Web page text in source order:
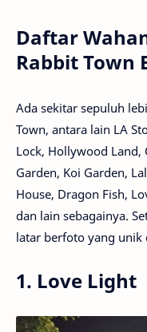
Daftar
Rabbit Town
Ada sekitar sepuluh
Town, antara lain LA
Lock, Hollywood Land,
Garden, Koi Garden,
House, Dragon Fish,
dan lain sebagainya.
latar berfoto yang unik
1. Love Light